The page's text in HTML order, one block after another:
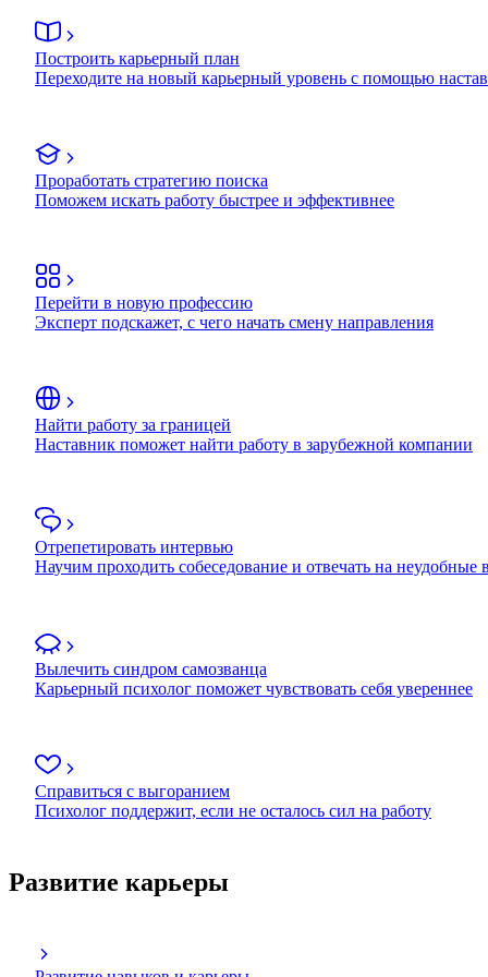
Построить карьерный план
Переходите на новый карьерный уровень с помощью
Проработать стратегию поиска
Поможем искать работу быстрее и эффективнее
Перейти в новую профессию
Эксперт подскажет, с чего начать смену направления
Найти работу за границей
Наставник поможет найти работу в зарубежной компании
Отрепетировать интервью
Научим проходить собеседование и отвечать на неудобные
Вылечить синдром самозванца
Карьерный психолог поможет чувствовать себя увереннее
Справиться с выгоранием
Психолог поддержит, если не осталось сил на работу
Развитие карьеры